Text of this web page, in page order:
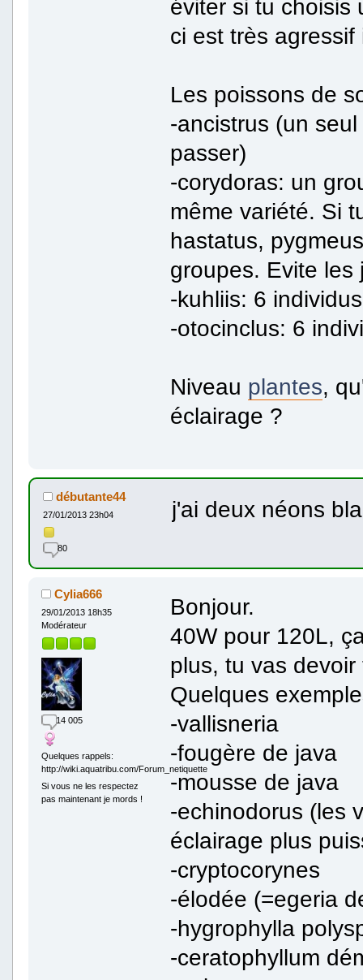
éviter si tu choisis
ci est très
Les poissons de
-ancistrus (un
passer)
-corydoras: un
même variété. Si
hastatus,
groupes. Evite les
-kuhliis: 6
-otocinclus: 6
Niveau plantes,
éclairage ?
débutante44
27/01/2013 23h04
80
j'ai deux néons
Cylia666
29/01/2013 18h35
Modérateur
14 005
Quelques rappels:
http://wiki.aquatribu.com/Forum_netiquette
Si vous ne les respectez
pas maintenant je mords !
Bonjour.
40W pour 120L,
plus, tu vas
Quelques
-vallisneria
-fougère de java
-mousse de java
-echinodorus (les
éclairage plus
-cryptocorynes
-élodée (=egeria
-hygrophylla
-ceratophyllum